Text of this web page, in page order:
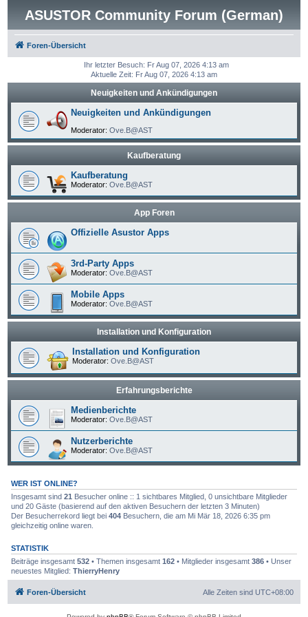
ASUSTOR Community Forum (German)
Foren-Übersicht
Ihr letzter Besuch: Fr Aug 07, 2026 4:13 am
Aktuelle Zeit: Fr Aug 07, 2026 4:13 am
Neuigkeiten und Ankündigungen
Neuigkeiten und Ankündigungen
Moderator: Ove.B@AST
Kaufberatung
Kaufberatung
Moderator: Ove.B@AST
App Foren
Offizielle Asustor Apps
3rd-Party Apps
Moderator: Ove.B@AST
Mobile Apps
Moderator: Ove.B@AST
Installation und Konfiguration
Installation und Konfiguration
Moderator: Ove.B@AST
Erfahrungsberichte
Medienberichte
Moderator: Ove.B@AST
Nutzerberichte
Moderator: Ove.B@AST
WER IST ONLINE?
Insgesamt sind 21 Besucher online :: 1 sichtbares Mitglied, 0 unsichtbare Mitglieder
und 20 Gäste (basierend auf den aktiven Besuchern der letzten 3 Minuten)
Der Besucherrekord liegt bei 404Besuchern, die am Mi Mär 18, 2026 6:35 pm
gleichzeitig online waren.
STATISTIK
Beiträge insgesamt 532• Themen insgesamt 162• Mitglieder insgesamt 386• Unser
neuestes Mitglied: ThierryHenry
Foren-Übersicht Alle Zeiten sind UTC+08:00